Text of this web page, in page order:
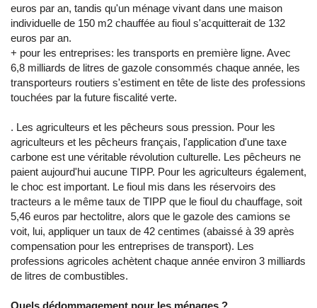
euros par an, tandis qu'un ménage vivant dans une maison
individuelle de 150 m2 chauffée au fioul s'acquitterait de 132
euros par an.
+ pour les entreprises: les transports en première ligne. Avec
6,8 milliards de litres de gazole consommés chaque année, les
transporteurs routiers s'estiment en tête de liste des professions
touchées par la future fiscalité verte.
. Les agriculteurs et les pêcheurs sous pression. Pour les
agriculteurs et les pêcheurs français, l'application d'une taxe
carbone est une véritable révolution culturelle. Les pêcheurs ne
paient aujourd'hui aucune TIPP. Pour les agriculteurs également,
le choc est important. Le fioul mis dans les réservoirs des
tracteurs a le même taux de TIPP que le fioul du chauffage, soit
5,46 euros par hectolitre, alors que le gazole des camions se
voit, lui, appliquer un taux de 42 centimes (abaissé à 39 après
compensation pour les entreprises de transport). Les
professions agricoles achètent chaque année environ 3 milliards
de litres de combustibles.
Quels dédommagement pour les ménages ?